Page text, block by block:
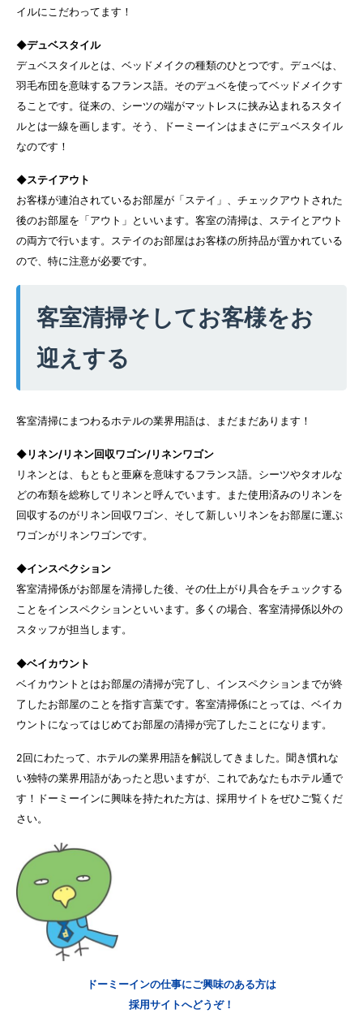
イルにこだわってます！
◆デュベスタイル
デュベスタイルとは、ベッドメイクの種類のひとつです。デュベは、
羽毛布団を意味するフランス語。そのデュベを使ってベッドメイクす
ることです。従来の、シーツの端がマットレスに挟み込まれるスタイ
ルとは一線を画します。そう、ドーミーインはまさにデュベスタイル
なのです！
◆ステイアウト
お客様が連泊されているお部屋が「ステイ」、チェックアウトされた
後のお部屋を「アウト」といいます。客室の清掃は、ステイとアウト
の両方で行います。ステイのお部屋はお客様の所持品が置かれている
ので、特に注意が必要です。
客室清掃そしてお客様をお
迎えする
客室清掃にまつわるホテルの業界用語は、まだまだあります！
◆リネン/リネン回収ワゴン/リネンワゴン
リネンとは、もともと亜麻を意味するフランス語。シーツやタオルな
どの布類を総称してリネンと呼んでいます。また使用済みのリネンを
回収するのがリネン回収ワゴン、そして新しいリネンをお部屋に運ぶ
ワゴンがリネンワゴンです。
◆インスペクション
客室清掃係がお部屋を清掃した後、その仕上がり具合をチュックする
ことをインスペクションといいます。多くの場合、客室清掃係以外の
スタッフが担当します。
◆ベイカウント
ベイカウントとはお部屋の清掃が完了し、インスペクションまでが終
了したお部屋のことを指す言葉です。客室清掃係にとっては、ベイカ
ウントになってはじめてお部屋の清掃が完了したことになります。
2回にわたって、ホテルの業界用語を解説してきました。聞き慣れな
い独特の業界用語があったと思いますが、これであなたもホテル通で
す！ドーミーインに興味を持たれた方は、採用サイトをぜひご覧くだ
さい。
ドーミーインの仕事にご興味のある方は
採用サイトへどうぞ！